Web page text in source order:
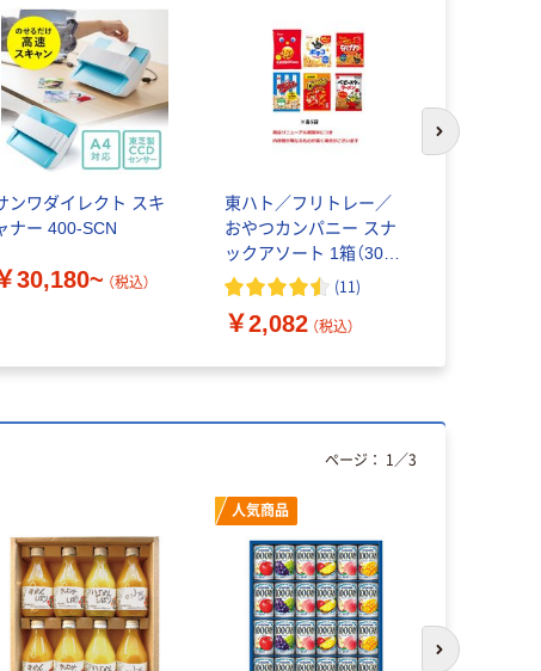
ンワダイレクト スキ
ナー 400-SCN
30,180~ （税込）
東ハト／フリトレー／
おやつカンパニー スナ
ックアソート 1箱（30袋
入）
(11)
￥2,082 （税込）
次のスライド
人気商品
ページ： 1 ／3
次のスライド